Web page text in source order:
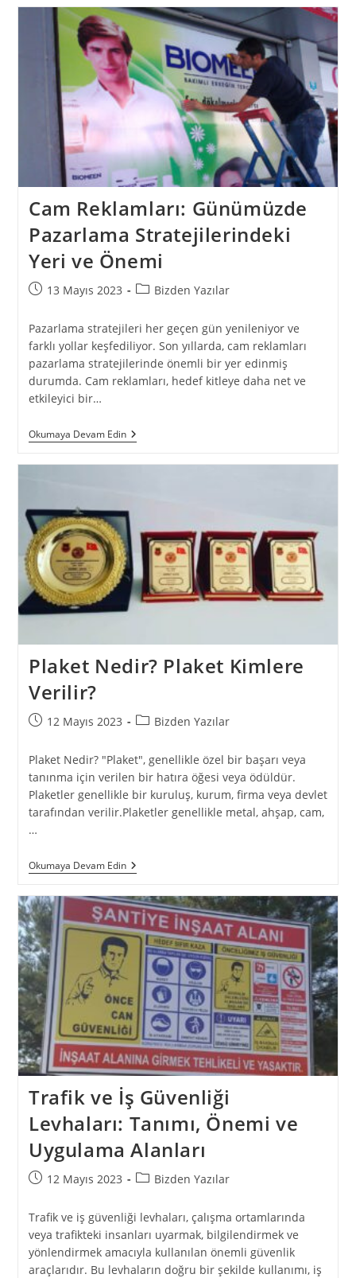
Cam Reklamları: Günümüzde
Pazarlama Stratejilerindeki
Yeri ve Önemi
13 Mayıs 2023 Bizden Yazılar
Pazarlama stratejileri her geçen gün yenileniyor ve
farklı yollar keşfediliyor. Son yıllarda, cam reklamları
pazarlama stratejilerinde önemli bir yer edinmiş
durumda. Cam reklamları, hedef kitleye daha net ve
etkileyici bir…
Okumaya Devam Edin
Plaket Nedir? Plaket Kimlere
Verilir?
12 Mayıs 2023 Bizden Yazılar
Plaket Nedir? "Plaket", genellikle özel bir başarı veya
tanınma için verilen bir hatıra öğesi veya ödüldür.
Plaketler genellikle bir kuruluş, kurum, firma veya devlet
tarafından verilir.Plaketler genellikle metal, ahşap, cam,
…
Okumaya Devam Edin
Trafik ve İş Güvenliği
Levhaları: Tanımı, Önemi ve
Uygulama Alanları
12 Mayıs 2023 Bizden Yazılar
Trafik ve iş güvenliği levhaları, çalışma ortamlarında
veya trafikteki insanları uyarmak, bilgilendirmek ve
yönlendirmek amacıyla kullanılan önemli güvenlik
araçlarıdır. Bu levhaların doğru bir şekilde kullanımı, iş